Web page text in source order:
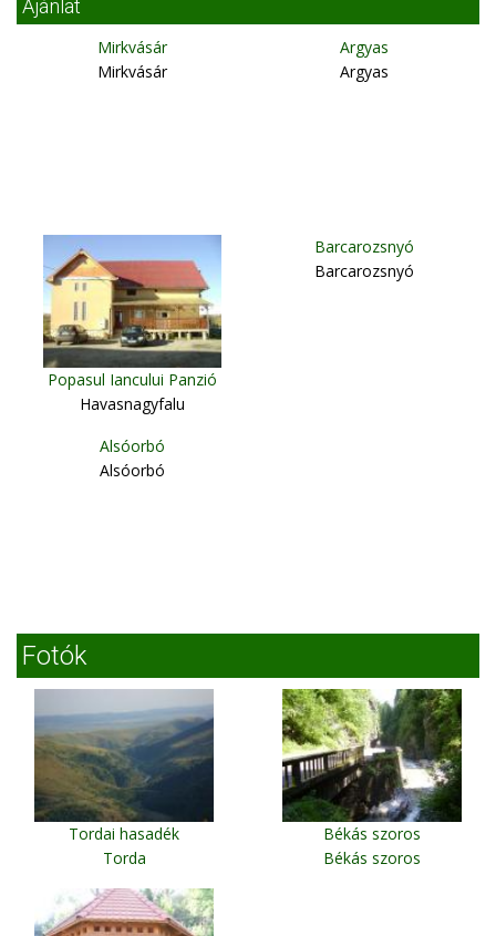
Ajánlat
Mirkvásár
Mirkvásár
Argyas
Argyas
Popasul Iancului Panzió
Havasnagyfalu
Barcarozsnyó
Barcarozsnyó
Alsóorbó
Alsóorbó
Fotók
Tordai hasadék
Torda
Békás szoros
Békás szoros